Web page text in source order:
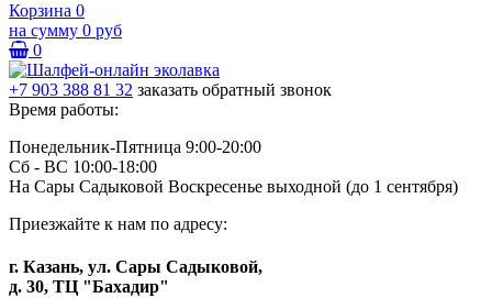
Корзина 0
на сумму 0 руб
0
+7 903 388 81 32 заказать обратный звонок
Время работы:
Понедельник-Пятница 9:00-20:00
Сб - ВС 10:00-18:00
На Сары Садыковой Воскресенье выходной (до 1 сентября)
Приезжайте к нам по адресу:
г. Казань, ул. Сары Садыковой,
д. 30, ТЦ "Бахадир"